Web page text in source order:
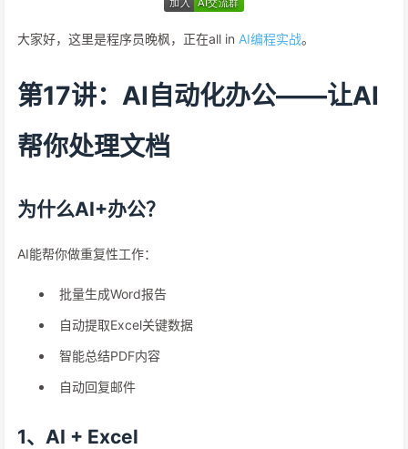
大家好，这里是程序员晚枫，正在all in AI编程实战。
第17讲：AI自动化办公——让AI
帮你处理文档
为什么AI+办公？
AI能帮你做重复性工作：
批量生成Word报告
自动提取Excel关键数据
智能总结PDF内容
自动回复邮件
1、AI + Excel